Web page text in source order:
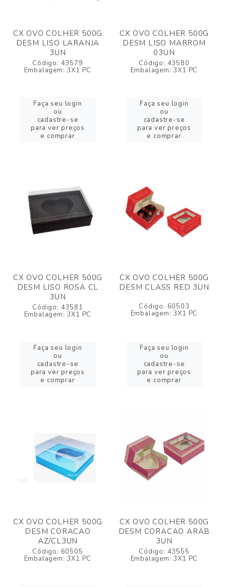
CX OVO COLHER 500G
DESM LISO LARANJA
3UN
Código: 43579
Embalagem: 3X1 PC
Faça seu login
ou
cadastre-se
para ver preços
e comprar
CX OVO COLHER 500G
DESM LISO MARROM
03UN
Código: 43580
Embalagem: 3X1 PC
Faça seu login
ou
cadastre-se
para ver preços
e comprar
CX OVO COLHER 500G
DESM LISO ROSA CL
3UN
Código: 43581
Embalagem: 3X1 PC
Faça seu login
ou
cadastre-se
para ver preços
e comprar
CX OVO COLHER 500G
DESM CLASS RED 3UN
Código: 60503
Embalagem: 3X1 PC
Faça seu login
ou
cadastre-se
para ver preços
e comprar
CX OVO COLHER 500G
DESM CORACAO
AZ/CL3UN
Código: 60505
Embalagem: 3X1 PC
CX OVO COLHER 500G
DESM CORACAO ARAB
3UN
Código: 43555
Embalagem: 3X1 PC